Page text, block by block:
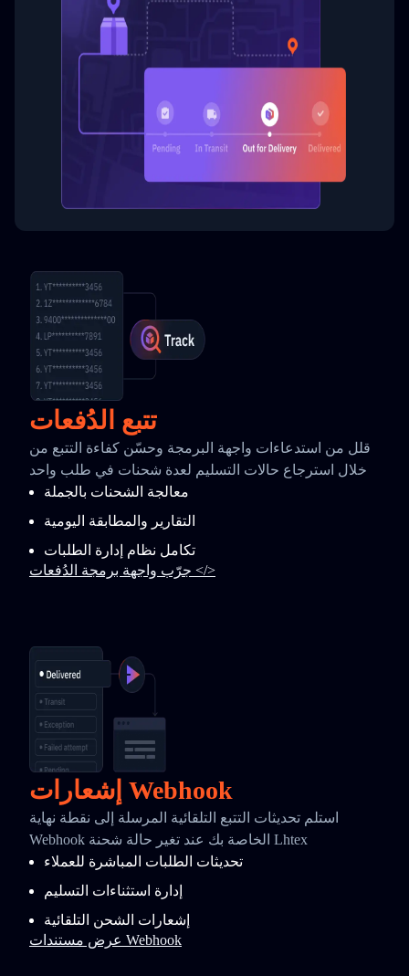
تتبع الدُفعات
قلل من استدعاءات واجهة البرمجة وحسّن كفاءة التتبع من
خلال استرجاع حالات التسليم لعدة شحنات في طلب واحد
معالجة الشحنات بالجملة
التقارير والمطابقة اليومية
تكامل نظام إدارة الطلبات
جرّب واجهة برمجة الدُفعات </>
إشعارات Webhook
استلم تحديثات التتبع التلقائية المرسلة إلى نقطة نهاية
Webhook الخاصة بك عند تغير حالة شحنة Lhtex
تحديثات الطلبات المباشرة للعملاء
إدارة استثناءات التسليم
إشعارات الشحن التلقائية
عرض مستندات Webhook